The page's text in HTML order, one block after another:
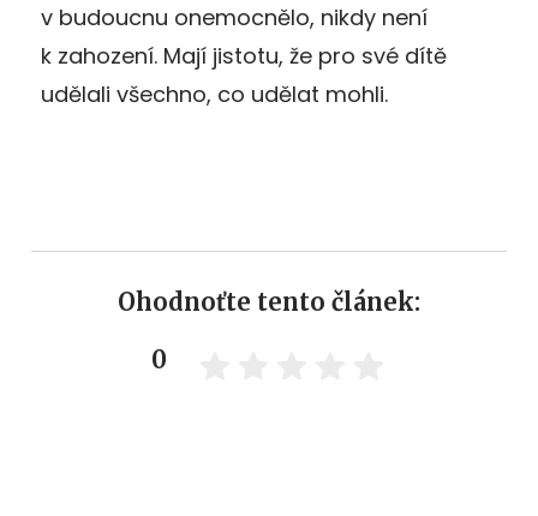
v budoucnu onemocnělo, nikdy není
k zahození. Mají jistotu, že pro své dítě
udělali všechno, co udělat mohli.
Ohodnoťte tento článek:
0